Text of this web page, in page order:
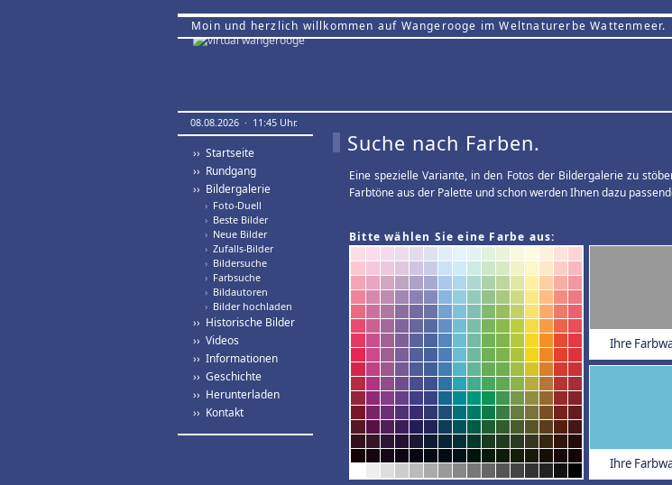
Moin und herzlich willkommen auf Wangerooge im Weltnaturerbe Wattenmeer.
08.08.2026 · 11:45 Uhr.
›› Startseite
›› Rundgang
›› Bildergalerie
› Foto-Duell
› Beste Bilder
› Neue Bilder
› Zufalls-Bilder
› Bildersuche
› Farbsuche
› Bildautoren
› Bilder hochladen
›› Historische Bilder
›› Videos
›› Informationen
›› Geschichte
›› Herunterladen
›› Kontakt
Suche nach Farben.
Eine spezielle Variante, in den Fotos der Bildergalerie zu
Farbtöne aus der Palette und schon werden Ihnen dazu
Bitte wählen Sie eine Farbe aus:
Ihre
Ihre